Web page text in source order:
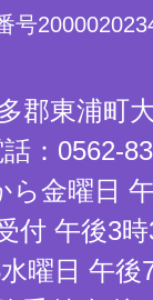
号
郡東浦町
：0562-
ら金曜日
付 午後3
曜日 午後